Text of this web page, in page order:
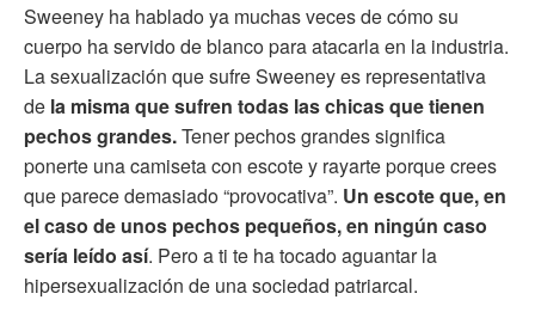
Sweeney ha hablado ya muchas veces de cómo su
cuerpo ha servido de blanco para atacarla en la industria.
La sexualización que sufre Sweeney es representativa
de la misma que sufren todas las chicas que tienen
pechos grandes.Tener pechos grandes significa
ponerte una camiseta con escote y rayarte porque crees
que parece demasiado “provocativa”. Un escote que, en
el caso de unos pechos pequeños, en ningún caso
sería leído así. Pero a ti te ha tocado aguantar la
hipersexualización de una sociedad patriarcal.